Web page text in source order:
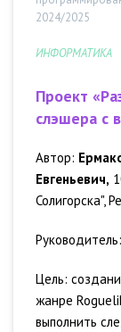
2024/2025
ИНФОРМАТИКА
Проект
слэшера с
Автор:
Евгеньевич,
Солигорска",
Руководитель:
Цель:
жанре
выполнить